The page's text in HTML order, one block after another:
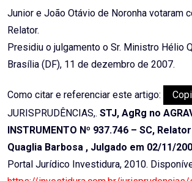
Junior e João Otávio de Noronha votaram
Relator.
Presidiu o julgamento o Sr. Ministro Hélio
Brasília (DF), 11 de dezembro de 2007.
Como citar e referenciar este artigo:
JURISPRUDÊNCIAS,. STJ, AgRg no
INSTRUMENTO Nº 937.746 – SC,
Quaglia Barbosa , Julgado em 02/11/
Portal Jurídico Investidura, 2010.